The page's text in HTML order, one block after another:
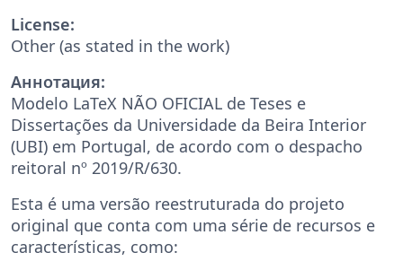
License:
Other (as stated in the work)
Аннотация:
Modelo LaTeX NÃO OFICIAL de Teses e
Dissertações da Universidade da Beira Interior
(UBI) em Portugal, de acordo com o despacho
reitoral nº 2019/R/630.
Esta é uma versão reestruturada do projeto
original que conta com uma série de recursos e
características, como: